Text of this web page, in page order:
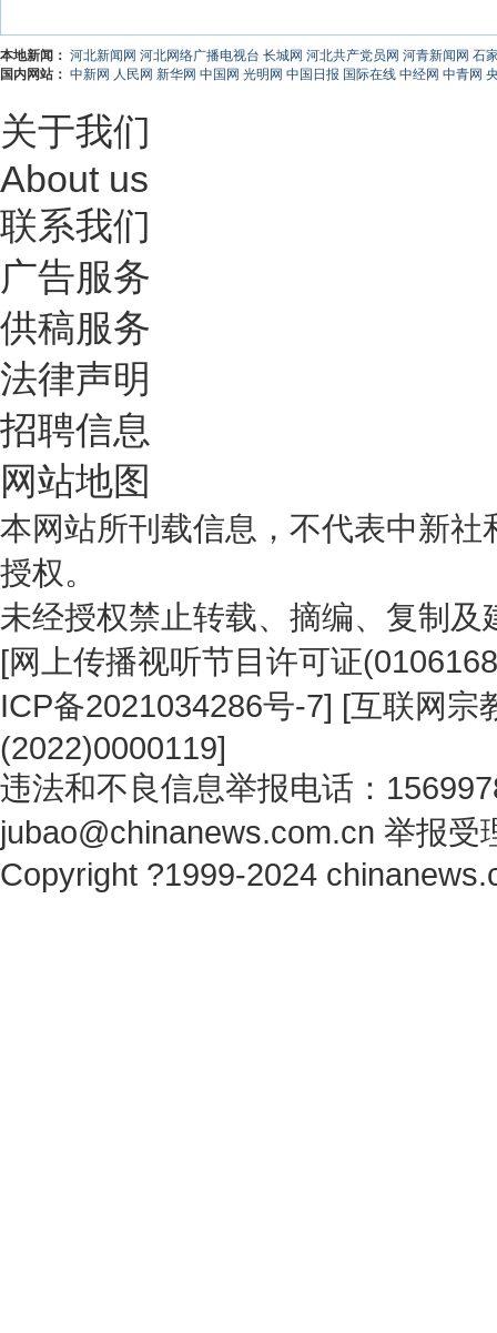
本地新闻： 河北新闻网 河北网络广播电视台 长城网 河北共产党员网 河青新闻网 石
国内网站： 中新网 人民网 新华网 中国网 光明网 中国日报 国际在线 中经网 中青网
关于我们
About us
联系我们
广告服务
供稿服务
法律声明
招聘信息
网站地图
本网站所刊载信息，不代表中新
授权。
未经授权禁止转载、摘编、复制
[网上传播视听节目许可证
ICP备2021034286号-7] [互联网宗
(2022)0000119]
违法和不良信息举报电话：
jubao@chinanews.com.cn 举报受
Copyright ?1999-2024